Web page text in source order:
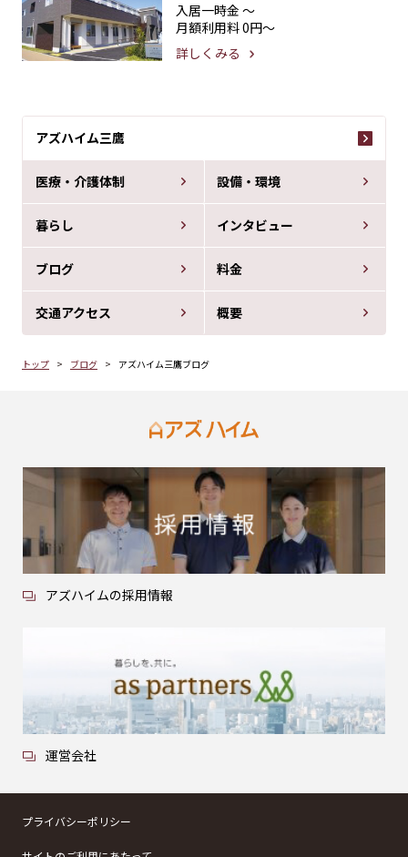
アズハイム三鷹
医療・介護体制 設備・環境
暮らし インタビュー
ブログ 料金
交通アクセス 概要
トップ ブログ アズハイム三鷹ブログ
入居一時金 〜
月額利用料0円〜
詳しくみる
アズハイムの採用情報
運営会社
プライバシーポリシー